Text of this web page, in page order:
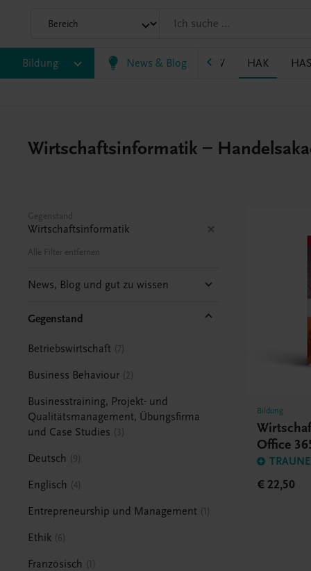
Bildung News & Blog
BASOP BRP BS EWF/ZWF FW HAK HAS
Wirtschaftsinformatik –
Gegenstand
Wirtschaftsinformatik
Alle Filter entfernen
News, Blog und gut zu wissen
Gegenstand
Betriebswirtschaft 7
Business Behaviour 2
Businesstraining, Projekt- und
Qualitätsmanagement, Übungsfirma
und Case Studies
3
Deutsch 9
Englisch 4
Entrepreneurship und Management 1
Ethik 6
Französisch 1
Bildung
Office
€ 22,50